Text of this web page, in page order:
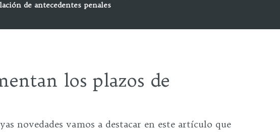
de antecedentes penales
los plazos de
novedades vamos a destacar en este artículo que